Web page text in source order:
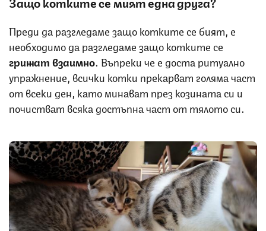
Преди да разгледаме защо котките се бият, е
необходимо да разгледаме защо котките се
грижат взаимно. Въпреки че е доста ритуално
упражнение, всички котки прекарват голяма част
от всеки ден, като минават през козината си и
почистват всяка достъпна част от тялото си.